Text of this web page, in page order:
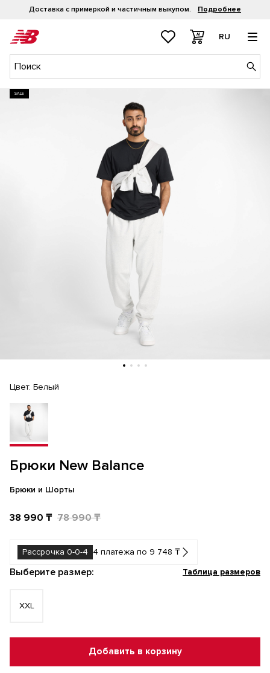
Доставка с примеркой и частичным выкупом. Подробнее
RU
SALE
Брюки New Balance
Брюки и Шорты
38 990 ₸ 78 990 ₸
Рассрочка 0-0-4 4 платежа по 9 748 ₸
Цвет: Белый
Выберите размер: Таблица размеров
XXL
Добавить в корзину